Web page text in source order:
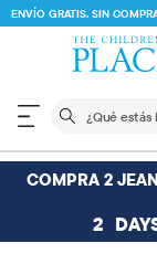
ENVÍO GRATIS. SIN
El
COMPRA 2
2